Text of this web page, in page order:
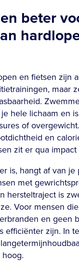
beter
en fietsen zijn
maar
hele lichaam en
of
en
zit er qua impact
is, hangt af van je
met
hersteltraject is
Voor mensen
en geen
efficiënter zijn. In